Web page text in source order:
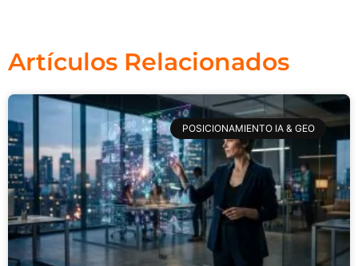
Artículos Relacionados
POSICIONAMIENTO IA & GEO